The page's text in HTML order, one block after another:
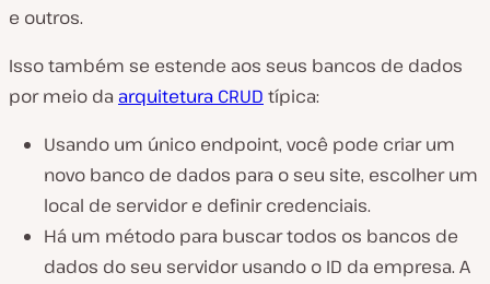
e outros.
Isso também se estende aos seus bancos de dados
por meio da arquitetura CRUD típica:
Usando um único endpoint, você pode criar um
novo banco de dados para o seu site, escolher um
local de servidor e definir credenciais.
Há um método para buscar todos os bancos de
dados do seu servidor usando o ID da empresa. A